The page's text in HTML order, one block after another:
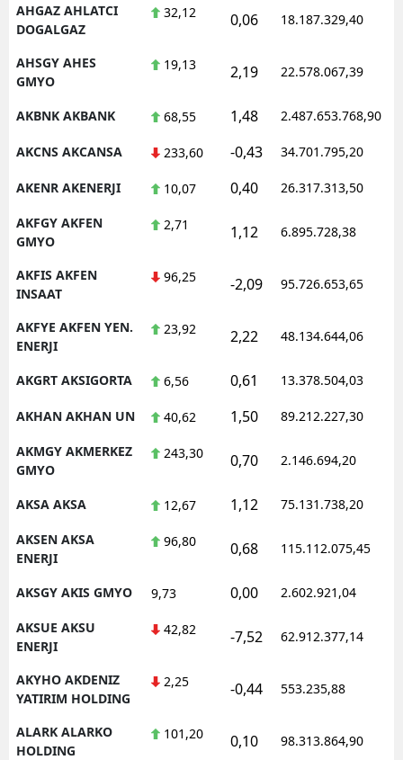
AHGAZ AHLATCI
DOGALGAZ
32,12 0,06 18.187.329,40
AHSGY AHES
GMYO
19,13 2,19 22.578.067,39
AKBNK AKBANK 68,55 1,48 2.487.653.768,90
AKCNS AKCANSA 233,60 -0,43 34.701.795,20
AKENR AKENERJI 10,07 0,40 26.317.313,50
AKFGY AKFEN
GMYO
2,71 1,12 6.895.728,38
AKFIS AKFEN
INSAAT
96,25 -2,09 95.726.653,65
AKFYE AKFEN YEN.
ENERJI
23,92 2,22 48.134.644,06
AKGRT AKSIGORTA 6,56 0,61 13.378.504,03
AKHAN AKHAN UN 40,62 1,50 89.212.227,30
AKMGY AKMERKEZ
GMYO
243,30 0,70 2.146.694,20
AKSA AKSA 12,67 1,12 75.131.738,20
AKSEN AKSA
ENERJI
96,80 0,68 115.112.075,45
AKSGY AKIS GMYO 9,73 0,00 2.602.921,04
AKSUE AKSU
ENERJI
42,82 -7,52 62.912.377,14
AKYHO AKDENIZ
YATIRIM HOLDING
2,25 -0,44 553.235,88
ALARK ALARKO
HOLDING
101,20 0,10 98.313.864,90